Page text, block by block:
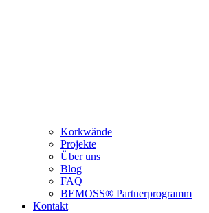
Korkwände
Projekte
Über uns
Blog
FAQ
BEMOSS® Partnerprogramm​
Kontakt